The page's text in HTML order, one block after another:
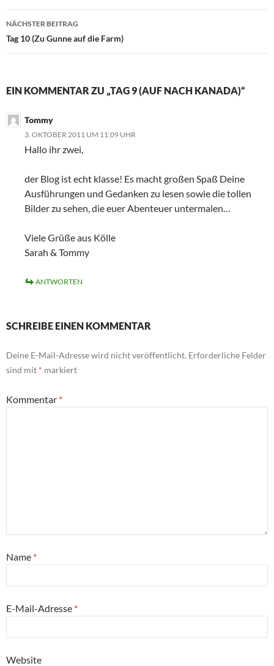
NÄCHSTER BEITRAG
Tag 10 (Zu Gunne auf die Farm)
EIN KOMMENTAR ZU „TAG 9 (AUF NACH KANADA)“
Tommy
3. OKTOBER 2011 UM 11:09 UHR
Hallo ihr zwei,
der Blog ist echt klasse! Es macht großen Spaß Deine
Ausführungen und Gedanken zu lesen sowie die tollen
Bilder zu sehen, die euer Abenteuer untermalen…
Viele Grüße aus Kölle
Sarah & Tommy
ANTWORTEN
SCHREIBE EINEN KOMMENTAR
Deine E-Mail-Adresse wird nicht veröffentlicht. Erforderliche Felder
sind mit * markiert
Kommentar *
Name *
E-Mail-Adresse *
Website